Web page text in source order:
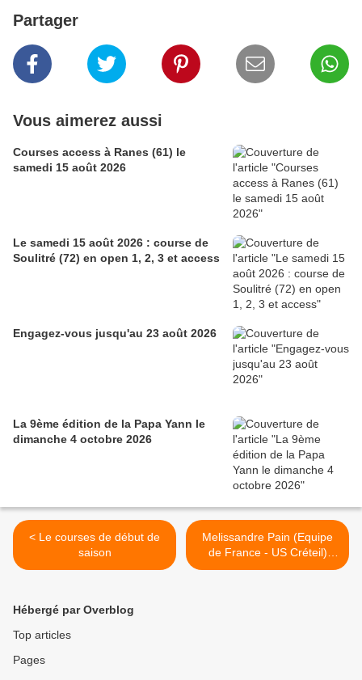
Partager
Vous aimerez aussi
Courses access à Ranes (61) le
samedi 15 août 2026
Le samedi 15 août 2026 : course de
Soulitré (72) en open 1, 2, 3 et access
Engagez-vous jusqu'au 23 août 2026
La 9ème édition de la Papa Yann le
dimanche 4 octobre 2026
< Le courses de début de
saison
Melissandre Pain (Equipe
de France - US Créteil)
4ème de la vitesse au
Hébergé par Overblog
Top articles
Pages